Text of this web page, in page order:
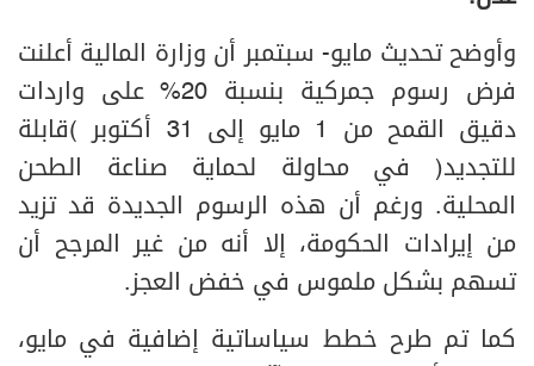
وأوضح تحديث مايو- سبتمبر أن وزارة المالية أعلنت
فرض رسوم جمركية بنسبة 20% على واردات
دقيق القمح من 1 مايو إلى 31 أكتوبر (قابلة
للتجديد) في محاولة لحماية صناعة الطحن
المحلية. ورغم أن هذه الرسوم الجديدة قد تزيد
من إيرادات الحكومة، إلا أنه من غير المرجح أن
تسهم بشكل ملموس في خفض العجز.
كما تم طرح خطط سياساتية إضافية في مايو،